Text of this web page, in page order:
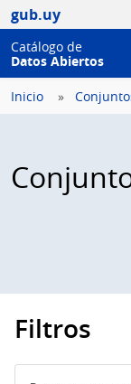
gub.uy
Catálogo de
Datos Abiertos
Inicio
Filtros